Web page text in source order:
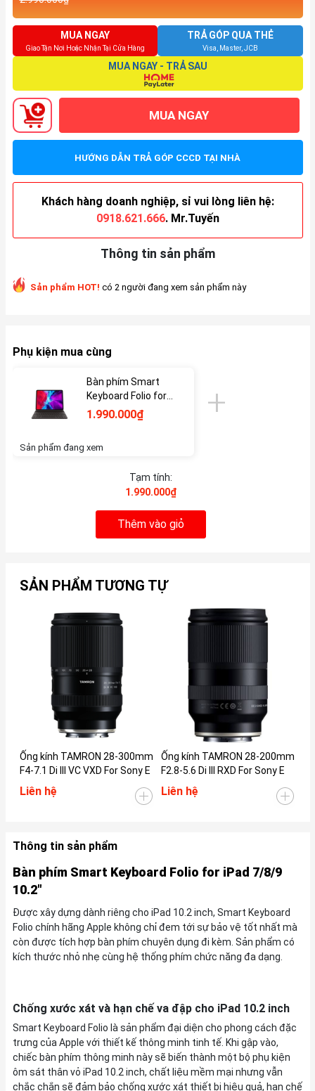
MUA NGAY
Giao Tận Nơi Hoặc Nhận Tại Cửa Hàng
TRẢ GÓP QUA THẺ
Visa, Master, JCB
MUA NGAY - TRẢ SAU
MUA NGAY
HƯỚNG DẪN TRẢ GÓP CCCD TẠI NHÀ
Khách hàng doanh nghiệp, sỉ vui lòng liên hệ:
0918.621.666. Mr.Tuyến
Thông tin sản phẩm
Sản phẩm HOT! có 2 người đang xem sản phẩm này
Phụ kiện mua cùng
Bàn phím Smart
Keyboard Folio for
iPad 7/8/9 10.2" -
1.990.000₫
Sản phẩm đang xem
Tạm tính:
1.990.000₫
Thêm vào giỏ
SẢN PHẨM TƯƠNG TỰ
Ống kính TAMRON 28-300mm
F4-7.1 Di III VC VXD For Sony E
Liên hệ
Ống kính TAMRON 28-200mm
F2.8-5.6 Di III RXD For Sony E
Liên hệ
Thông tin sản phẩm
Bàn phím Smart Keyboard Folio for iPad 7/8/9
10.2"
Được xây dựng dành riêng cho iPad 10.2 inch, Smart Keyboard
Folio chính hãng Apple không chỉ đem tới sự bảo vệ tốt nhất mà
còn được tích hợp bàn phím chuyên dụng đi kèm. Sản phẩm có
kích thước nhỏ nhẹ cùng hệ thống phím chức năng đa dạng.
Chống xước xát và hạn chế va đập cho iPad 10.2 inch
Smart Keyboard Folio là sản phẩm đại diện cho phong cách đặc
trưng của Apple với thiết kế thông minh tinh tế. Khi gập vào,
chiếc bàn phím thông minh này sẽ biến thành một bộ phụ kiện
ôm sát thân vỏ iPad 10.2 inch, chất liệu mềm mại nhưng vẫn
chắc chắn sẽ đảm bảo chống xước xát thiết bị hiệu quả, hạn chế